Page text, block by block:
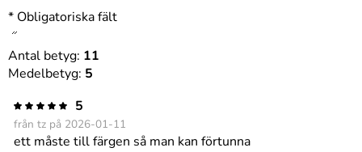
* Obligatoriska fält
Antal betyg: 11
Medelbetyg: 5
5
från tz på 2026-01-11
ett måste till färgen så man kan förtunna